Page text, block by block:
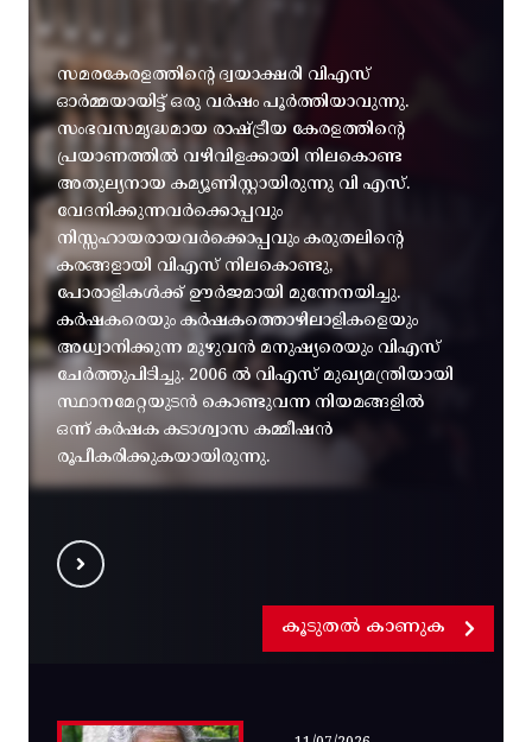
സമരകേരളത്തിൻ്റെ ദ്വയാക്ഷരി വിഎസ്
ഓർമ്മയായിട്ട് ഒരു വർഷം പൂർത്തിയാവുന്നു.
സംഭവസമൃദ്ധമായ രാഷ്ട്രീയ കേരളത്തിന്റെ
പ്രയാണത്തിൽ വഴിവിളക്കായി നിലകൊണ്ട
അതുല്യനായ കമ്യൂണിസ്റ്റായിരുന്നു വി എസ്.
വേദനിക്കുന്നവർക്കൊപ്പവും
നിസ്സഹായരായവർക്കൊപ്പവും കരുതലിന്റെ
കരങ്ങളായി വിഎസ് നിലകൊണ്ടു,
പോരാളികൾക്ക് ഊർജമായി മുന്നേനയിച്ചു.
കർഷകരെയും കർഷകത്തൊഴിലാളികളെയും
അധ്വാനിക്കുന്ന മുഴുവൻ മനുഷ്യരെയും വിഎസ്
ചേർത്തുപിടിച്ചു. 2006 ൽ വിഎസ് മുഖ്യമന്ത്രിയായി
സ്ഥാനമേറ്റയുടൻ കൊണ്ടുവന്ന നിയമങ്ങളിൽ
ഒന്ന് കർഷക കടാശ്വാസ കമ്മീഷൻ
രൂപീകരിക്കുകയായിരുന്നു.
കൂടുതൽ കാണുക